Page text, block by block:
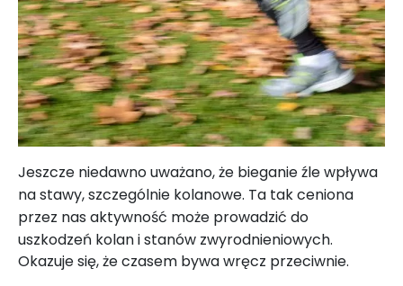
Jeszcze niedawno uważano, że bieganie źle wpływa
na stawy, szczególnie kolanowe. Ta tak ceniona
przez nas aktywność może prowadzić do
uszkodzeń kolan i stanów zwyrodnieniowych.
Okazuje się, że czasem bywa wręcz przeciwnie.